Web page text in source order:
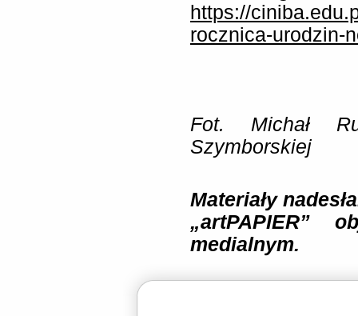
https://
rocznica-urodzin-
Fot. Michał
Szymborskiej
Materiały
„artPAPIER”
medialnym.